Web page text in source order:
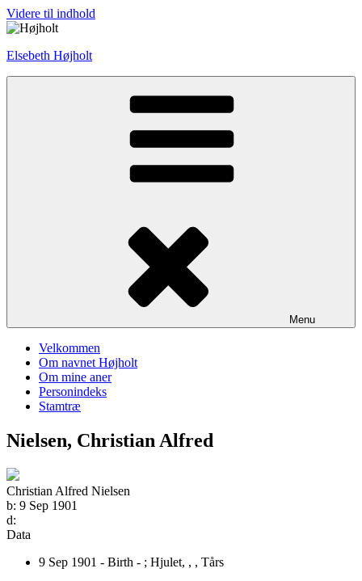
Videre til indhold
Elsebeth Højholt
Menu
Velkommen
Om navnet Højholt
Om mine aner
Personindeks
Stamtræ
Nielsen, Christian Alfred
Christian Alfred Nielsen
b: 9 Sep 1901
d:
Data
9 Sep 1901 - Birth - ; Hjulet, , , Tårs